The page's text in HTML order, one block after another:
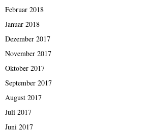
Februar 2018
Januar 2018
Dezember 2017
November 2017
Oktober 2017
September 2017
August 2017
Juli 2017
Juni 2017